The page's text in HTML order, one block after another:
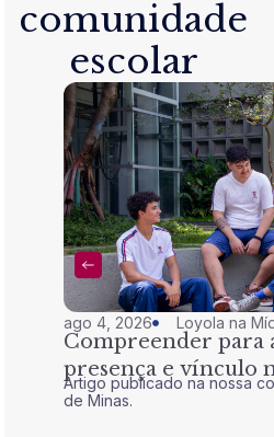
comunidade
escolar
ago 4, 2026 Loyola na
Compreender para
presença e vínculo
Artigo publicado na nossa
de Minas.